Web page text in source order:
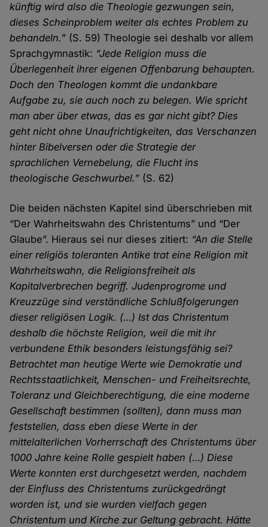
künftig wird also die Theologie gezwungen sein,
dieses Scheinproblem weiter als echtes Problem zu
behandeln.” (S. 59) Theologie sei deshalb vor allem
Sprachgymnastik: “Jede Religion muss die
Überlegenheit ihrer eigenen Offenbarung behaupten.
Doch den Theologen kommt die undankbare
Aufgabe zu, sie auch noch zu belegen. Wie spricht
man aber über etwas, das es gar nicht gibt? Dies
geht nicht ohne Unaufrichtigkeiten, das Verschanzen
hinter Bibelversen oder die Strategie der
sprachlichen Vernebelung, die Flucht ins
theologische Geschwurbel.” (S. 62)
Die beiden nächsten Kapitel sind überschrieben mit
“Der Wahrheitswahn des Christentums” und “Der
Glaube”. Hieraus sei nur dieses zitiert: “An die Stelle
einer religiös toleranten Antike trat eine Religion mit
Wahrheitswahn, die Religionsfreiheit als
Kapitalverbrechen begriff. Judenprogrome und
Kreuzzüge sind verständliche Schlußfolgerungen
dieser religiösen Logik. (…) Ist das Christentum
deshalb die höchste Religion, weil die mit ihr
verbundene Ethik besonders leistungsfähig sei?
Betrachtet man heutige Werte wie Demokratie und
Rechtsstaatlichkeit, Menschen- und Freiheitsrechte,
Toleranz und Gleichberechtigung, die eine moderne
Gesellschaft bestimmen (sollten), dann muss man
feststellen, dass eben diese Werte in der
mittelalterlichen Vorherrschaft des Christentums über
1000 Jahre keine Rolle gespielt haben (…) Diese
Werte konnten erst durchgesetzt werden, nachdem
der Einfluss des Christentums zurückgedrängt
worden ist, und sie wurden vielfach gegen
Christentum und Kirche zur Geltung gebracht. Hätte